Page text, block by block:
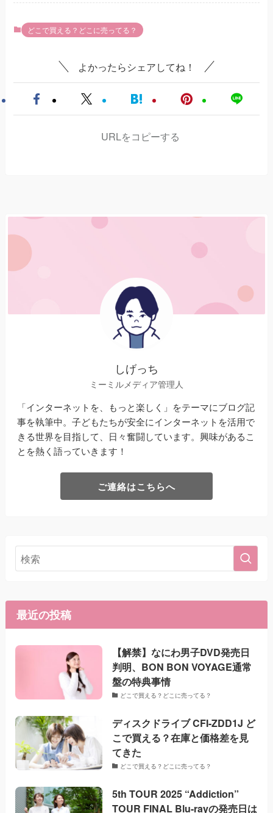
どこで買える？どこに売ってる？
よかったらシェアしてね！
URLをコピーする
しげっち
ミーミルメディア管理人
「インターネットを、もっと楽しく」をテーマにブログ記
事を執筆中。子どもたちが安全にインターネットを活用で
きる世界を目指して、日々奮闘しています。興味があるこ
とを熱く語っていきます！
ご連絡はこちらへ
最近の投稿
【解禁】なにわ男子DVD発売日
判明、BON BON VOYAGE通常
盤の特典事情
どこで買える？どこに売ってる？
ディスクドライブ CFI-ZDD1J ど
こで買える？在庫と価格差を見
てきた
どこで買える？どこに売ってる？
5th TOUR 2025 “Addiction”
TOUR FINAL Blu-rayの発売日は